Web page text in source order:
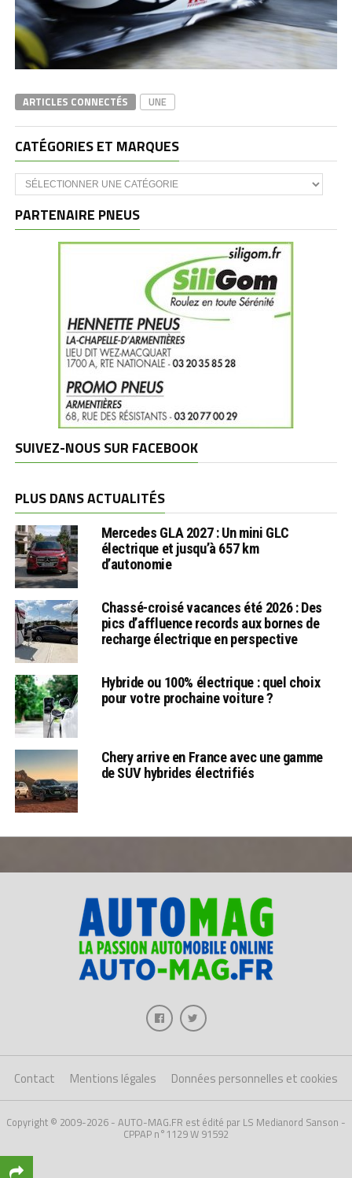
ARTICLES CONNECTÉS UNE
CATÉGORIES ET MARQUES
Catégories
et
PARTENAIRE PNEUS
SUIVEZ-NOUS SUR FACEBOOK
PLUS DANS ACTUALITÉS
Mercedes GLA 2027 : Un mini GLC
électrique et jusqu’à 657 km
d’autonomie
Chassé-croisé vacances été 2026 : Des
pics d’affluence records aux bornes de
recharge électrique en perspective
Hybride ou 100% électrique : quel choix
pour votre prochaine voiture ?
Chery arrive en France avec une gamme
de SUV hybrides électrifiés
Contact Mentions légales Données personnelles et cookies
Copyright © 2009-2026 - AUTO-MAG.FR est édité par LS Medianord Sanson -
CPPAP n°1129 W 91592